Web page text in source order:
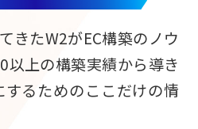
構築
/定期通販
構築
立ち情報
ース
きたW2がEC構築のノウ
以上の構築実績から導き
するためのここだけの情